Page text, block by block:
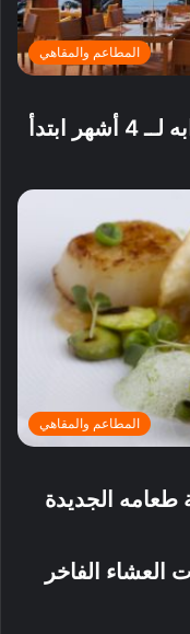
المطاعم والمقاهي
مطعم بوسولا الإيطالي يغلق أبوابه لــ 4 أشهر ابتدأ
المطاعم والمقاهي
طعامه الجديدة
الفاخر